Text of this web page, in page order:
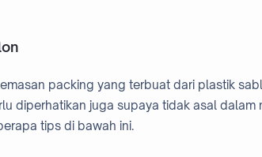
packing yang terbuat dari plastik
diperhatikan juga supaya tidak asal dalam
tips di bawah ini.